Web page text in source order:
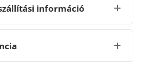
információ